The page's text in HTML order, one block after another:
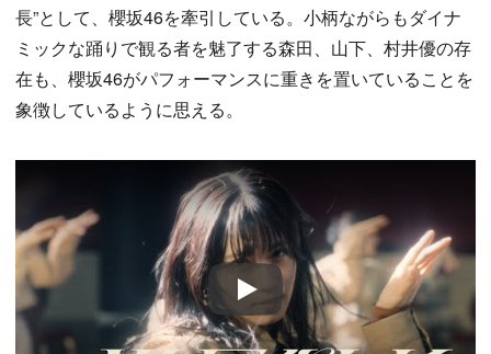
長”として、櫻坂46を牽引している。小柄ながらもダイナ
ミックな踊りで観る者を魅了する森田、山下、村井優の存
在も、櫻坂46がパフォーマンスに重きを置いていることを
象徴しているように思える。
Play